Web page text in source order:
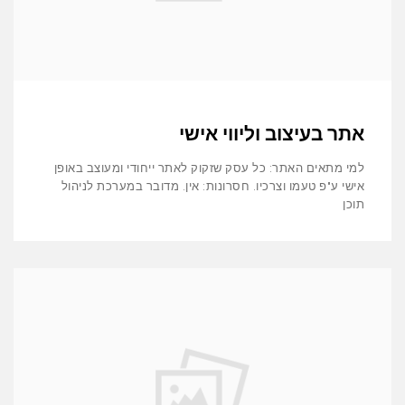
אתר בעיצוב וליווי אישי
למי מתאים האתר: כל עסק שזקוק לאתר ייחודי ומעוצב באופן
אישי ע"פ טעמו וצרכיו. חסרונות: אין. מדובר במערכת לניהול
תוכן